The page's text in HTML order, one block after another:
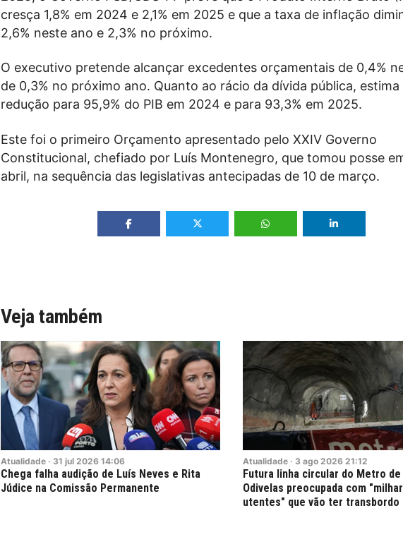
cresça 1,8% em 2024 e 2,1% em 2025 e que a taxa de inflação
2,6% neste ano e 2,3% no próximo.
O executivo pretende alcançar excedentes orçamentais de 0,4%
de 0,3% no próximo ano. Quanto ao rácio da dívida pública, estima
redução para 95,9% do PIB em 2024 e para 93,3% em 2025.
Este foi o primeiro Orçamento apresentado pelo XXIV Governo
Constitucional, chefiado por Luís Montenegro, que tomou posse
abril, na sequência das legislativas antecipadas de 10 de março.
Veja também
Atualidade · 31 jul 2026 14:06
Chega falha audição de Luís Neves e Rita
Júdice na Comissão Permanente
Atualidade · 3 ago 2026 21:12
Futura linha circular do Metro
Odivelas preocupada com
utentes" que vão ter transbordo